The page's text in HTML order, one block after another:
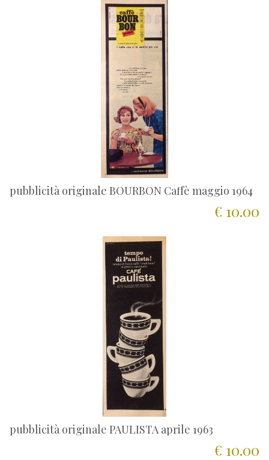
pubblicità originale BOURBON Caffè maggio 1964
€ 10.00
pubblicità originale PAULISTA aprile 1963
€ 10.00